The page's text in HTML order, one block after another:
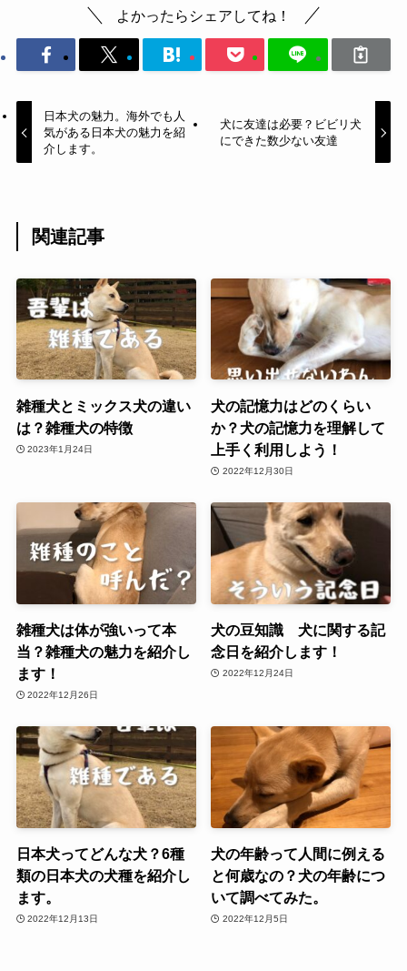
よかったらシェアしてね！
日本犬の魅力。海外でも人
気がある日本犬の魅力を紹
介します。
犬に友達は必要？ビビリ犬
にできた数少ない友達
関連記事
雑種犬とミックス犬の違い
は？雑種犬の特徴
2023年1月24日
犬の記憶力はどのくらい
か？犬の記憶力を理解して
上手く利用しよう！
2022年12月30日
雑種犬は体が強いって本
当？雑種犬の魅力を紹介し
ます！
2022年12月26日
犬の豆知識 犬に関する記
念日を紹介します！
2022年12月24日
日本犬ってどんな犬？6種
類の日本犬の犬種を紹介し
ます。
2022年12月13日
犬の年齢って人間に例える
と何歳なの？犬の年齢につ
いて調べてみた。
2022年12月5日